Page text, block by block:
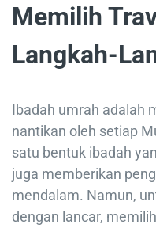
Memilih
Langkah-
Ibadah umrah adalah
nantikan oleh setiap
satu bentuk ibadah
juga memberikan
mendalam. Namun,
dengan lancar,